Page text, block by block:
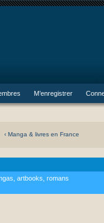
M’enregistrer
‹ Manga & livres en France
artbooks, romans